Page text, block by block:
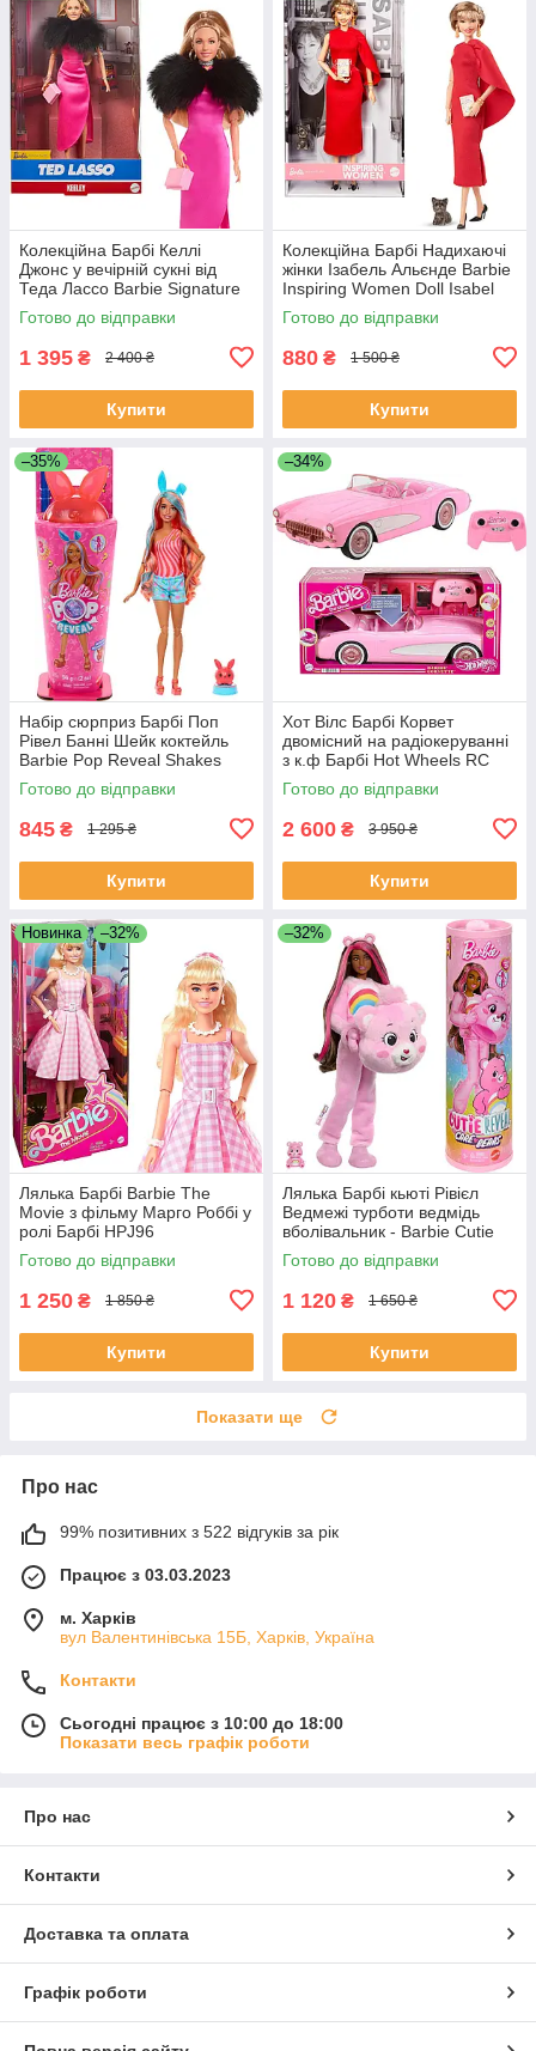
Колекційна Барбі Келлі
Джонс у вечірній сукні від
Теда Лассо Barbie Signature
Doll Keeley Ted Lasso HJW9
Готово до відправки
1 395 ₴ 2 400 ₴
Купити
Колекційна Барбі Надихаючі
жінки Ізабель Альєнде Barbie
Inspiring Women Doll Isabel
Allende HRM45
Готово до відправки
880 ₴ 1 500 ₴
Купити
–35%
Набір сюрприз Барбі Поп
Рівел Банні Шейк коктейль
Barbie Pop Reveal Shakes
Series Doll JCN87
Готово до відправки
845 ₴ 1 295 ₴
Купити
–34%
Хот Вілс Барбі Корвет
двомісний на радіокеруванні
з к.ф Барбі Hot Wheels RC
Barbie Corvette HPW40
Готово до відправки
2 600 ₴ 3 950 ₴
Купити
Новинка –32%
Лялька Барбі Barbie The
Movie з фільму Марго Роббі у
ролі Барбі HPJ96
Готово до відправки
1 250 ₴ 1 850 ₴
Купити
–32%
Лялька Барбі кьюті Рівієл
Ведмежі турботи ведмідь
вболівальник - Barbie Cutie
Reveal Doll Care Bears Series
JCN95
Готово до відправки
1 120 ₴ 1 650 ₴
Купити
Показати ще
Про нас
99% позитивних з 522 відгуків за рік
Працює з 03.03.2023
м. Харків
вул Валентинівська 15Б, Харків, Україна
Контакти
Сьогодні працює з 10:00 до 18:00
Показати весь графік роботи
Про нас
Контакти
Доставка та оплата
Графік роботи